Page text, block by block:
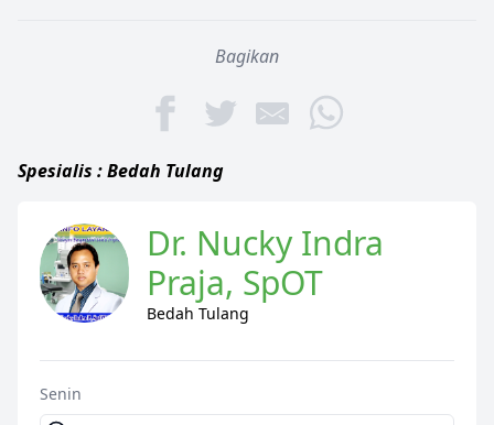
Bagikan
Spesialis : Bedah Tulang
Dr. Nucky Indra
Praja, SpOT
Bedah Tulang
Senin